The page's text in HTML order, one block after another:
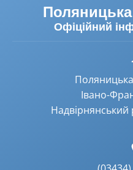
Поляницька
Офіційний
Поляницька
Івано-